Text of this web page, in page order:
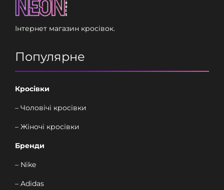
Інтернет магазин кросівок.
Популярне
Кросівки
– Чоловічі кросівки
– Жіночі кросівки
Бренди
– Nike
– Adidas